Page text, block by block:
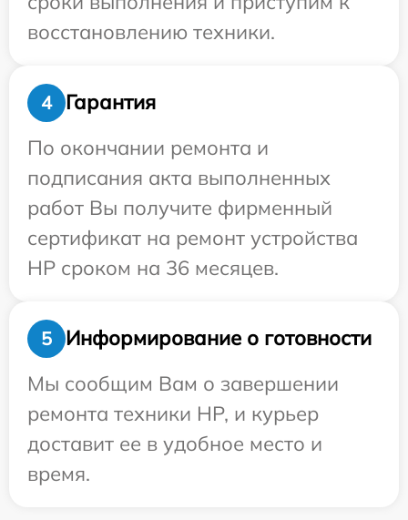
восстановлению техники.
4
Гарантия
По окончании ремонта и
подписания акта выполненных
работ Вы получите фирменный
сертификат на ремонт устройства
HP сроком на 36 месяцев.
5
Информирование о готовности
Мы сообщим Вам о завершении
ремонта техники HP, и курьер
доставит ее в удобное место и
время.